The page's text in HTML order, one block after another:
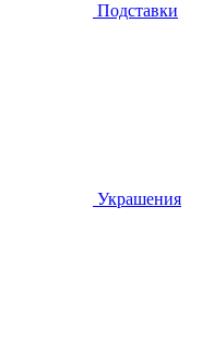
Подставки
Украшения